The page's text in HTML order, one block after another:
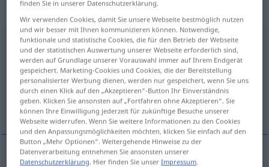
„inakzeptabel“
inakzeptabel
Übersicht aller Übersetzungen
(Für mehr Details die Übersetzung anklicken/antippen)
onaanvaardbaar
finden Sie in unserer Datenschutzerklärung.
Wir verwenden Cookies, damit Sie unsere Webseite bestmöglich nutzen
und wir besser mit Ihnen kommunizieren können. Notwendige,
funktionale und statistische Cookies, die für den Betrieb der Webseite
und der statistischen Auswertung unserer Webseite erforderlich sind,
werden auf Grundlage unserer Vorauswahl immer auf Ihrem Endgerät
gespeichert. Marketing-Cookies und Cookies, die der Bereitstellung
personalisierter Werbung dienen, werden nur gespeichert, wenn Sie uns
durch einen Klick auf den „Akzeptieren“-Button Ihr Einverständnis
geben. Klicken Sie ansonsten auf „Fortfahren ohne Akzeptieren“. Sie
können Ihre Einwilligung jederzeit für zukünftige Besuche unserer
Webseite widerrufen. Wenn Sie weitere Informationen zu den Cookies
und den Anpassungsmöglichkeiten möchten, klicken Sie einfach auf den
Button „Mehr Optionen“. Weitergehende Hinweise zu der
Datenverarbeitung entnehmen Sie ansonsten unserer
Datenschutzerklärung. Hier finden Sie unserImpressum.